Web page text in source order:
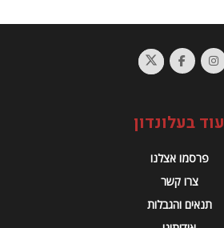
עוד בעלונדון
פרסמו אצלנו
צרו קשר
תנאים והגבלות